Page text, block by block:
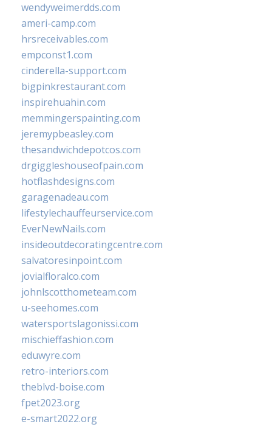
wendyweimerdds.com
ameri-camp.com
hrsreceivables.com
empconst1.com
cinderella-support.com
bigpinkrestaurant.com
inspirehuahin.com
memmingerspainting.com
jeremypbeasley.com
thesandwichdepotcos.com
drgiggleshouseofpain.com
hotflashdesigns.com
garagenadeau.com
lifestylechauffeurservice.com
EverNewNails.com
insideoutdecoratingcentre.com
salvatoresinpoint.com
jovialfloralco.com
johnlscotthometeam.com
u-seehomes.com
watersportslagonissi.com
mischieffashion.com
eduwyre.com
retro-interiors.com
theblvd-boise.com
fpet2023.org
e-smart2022.org